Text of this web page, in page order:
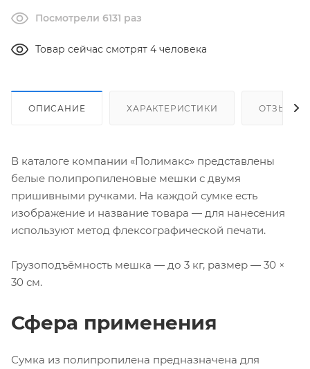
Посмотрели 6131 раз
Товар сейчас смотрят 4 человека
ОПИСАНИЕ ХАРАКТЕРИСТИКИ ОТЗЫВЫ
В каталоге компании «Полимакс» представлены
белые полипропиленовые мешки с двумя
пришивными ручками. На каждой сумке есть
изображение и название товара — для нанесения
используют метод флексографической печати.
Грузоподъёмность мешка — до 3 кг, размер — 30 ×
30 см.
Сфера применения
Сумка из полипропилена предназначена для